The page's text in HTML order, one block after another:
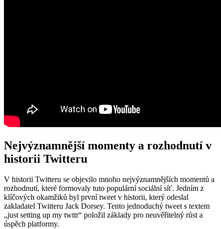
Nejvýznamnější momenty a rozhodnutí v
historii Twitteru
V historii Twitteru se objevilo mnoho nejvýznamnějších momentů a
rozhodnutí, které formovaly tuto populární sociální síť. Jedním z
klíčových okamžiků byl první tweet v historii, který odeslal
zakladatel Twitteru Jack Dorsey. Tento jednoduchý tweet s textem
„just setting up my twttr“ položil základy pro neuvěřitelný růst a
úspěch platformy.